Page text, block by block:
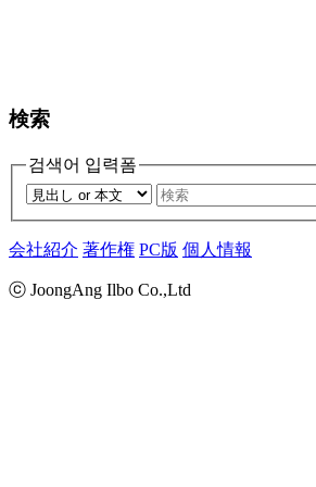
検索
검색어 입력폼
会社紹介 著作権 PC版 個人情報
ⓒ JoongAng Ilbo Co.,Ltd